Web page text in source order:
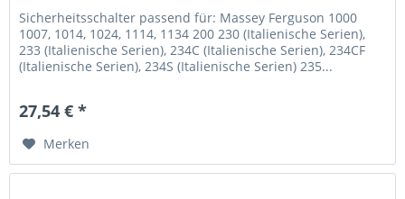
Sicherheitsschalter passend für: Massey Ferguson 1000
1007, 1014, 1024, 1114, 1134 200 230 (Italienische Serien),
233 (Italienische Serien), 234C (Italienische Serien), 234CF
(Italienische Serien), 234S (Italienische Serien) 235...
27,54 € *
Merken